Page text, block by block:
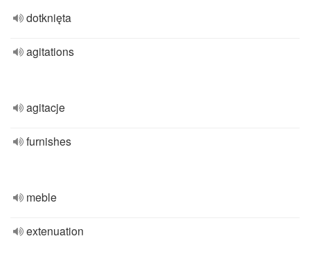
dotknięta
agitations
agitacje
furnishes
meble
extenuation